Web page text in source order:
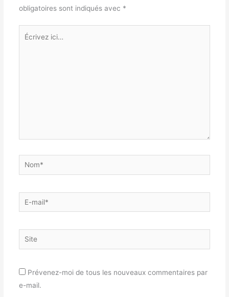
obligatoires sont indiqués avec *
Écrivez
Nom*
E-
mail*
Site
Prévenez-moi de tous les nouveaux commentaires par
e-mail.